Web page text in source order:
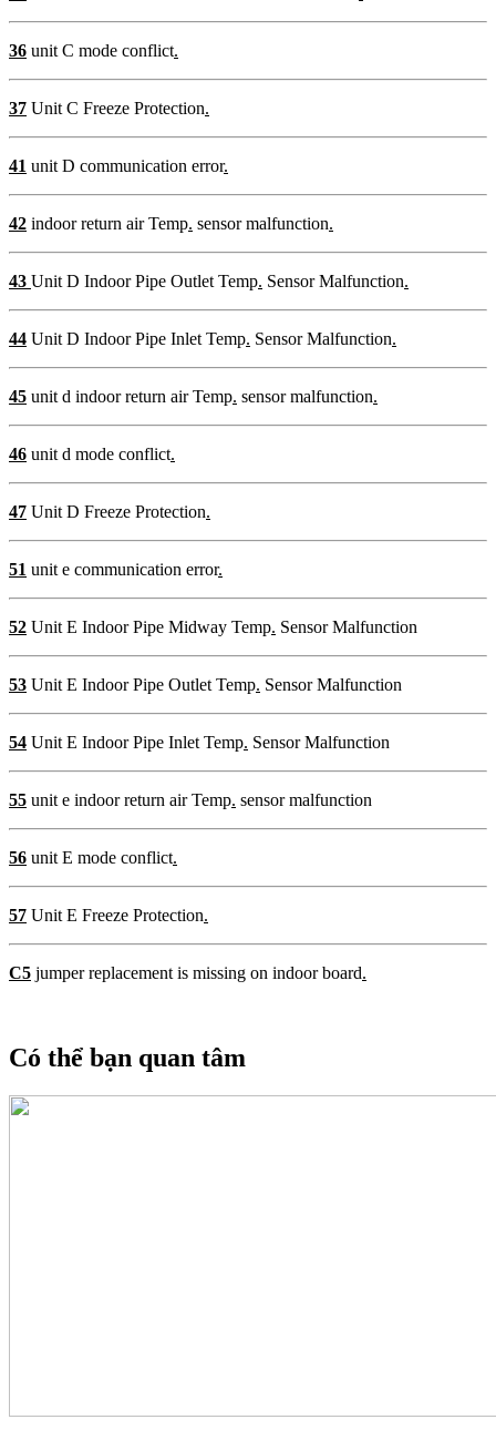
36 unit C mode conflict.
37 Unit C Freeze Protection.
41 unit D communication error.
42 indoor return air Temp. sensor malfunction.
43 Unit D Indoor Pipe Outlet Temp. Sensor Malfunction.
44 Unit D Indoor Pipe Inlet Temp. Sensor Malfunction.
45 unit d indoor return air Temp. sensor malfunction.
46 unit d mode conflict.
47 Unit D Freeze Protection.
51 unit e communication error.
52 Unit E Indoor Pipe Midway Temp. Sensor Malfunction
53 Unit E Indoor Pipe Outlet Temp. Sensor Malfunction
54 Unit E Indoor Pipe Inlet Temp. Sensor Malfunction
55 unit e indoor return air Temp. sensor malfunction
56 unit E mode conflict.
57 Unit E Freeze Protection.
C5 jumper replacement is missing on indoor board.
Có thể bạn quan tâm